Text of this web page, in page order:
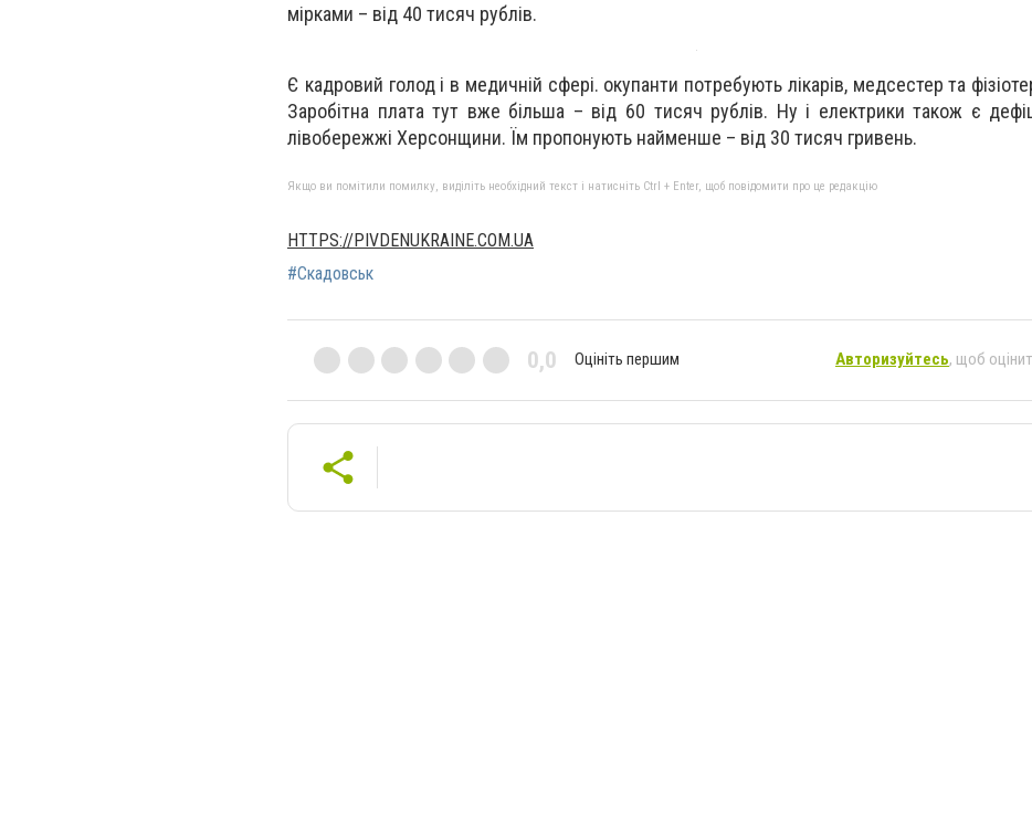
мірками – від 40 тисяч рублів.
Є кадровий голод і в медичній сфері. окупанти потребують лікарів, медсестер та
Заробітна плата тут вже більша – від 60 тисяч рублів. Ну і електрики також є
лівобережжі Херсонщини. Їм пропонують найменше – від 30 тисяч гривень.
Якщо ви помітили помилку, виділіть необхідний текст і натисніть Ctrl + Enter, щоб повідомити про це редакцію
HTTPS://PIVDENUKRAINE.COM.UA
#Скадовськ
0,0 Оцініть першим Авторизуйтесь, щоб